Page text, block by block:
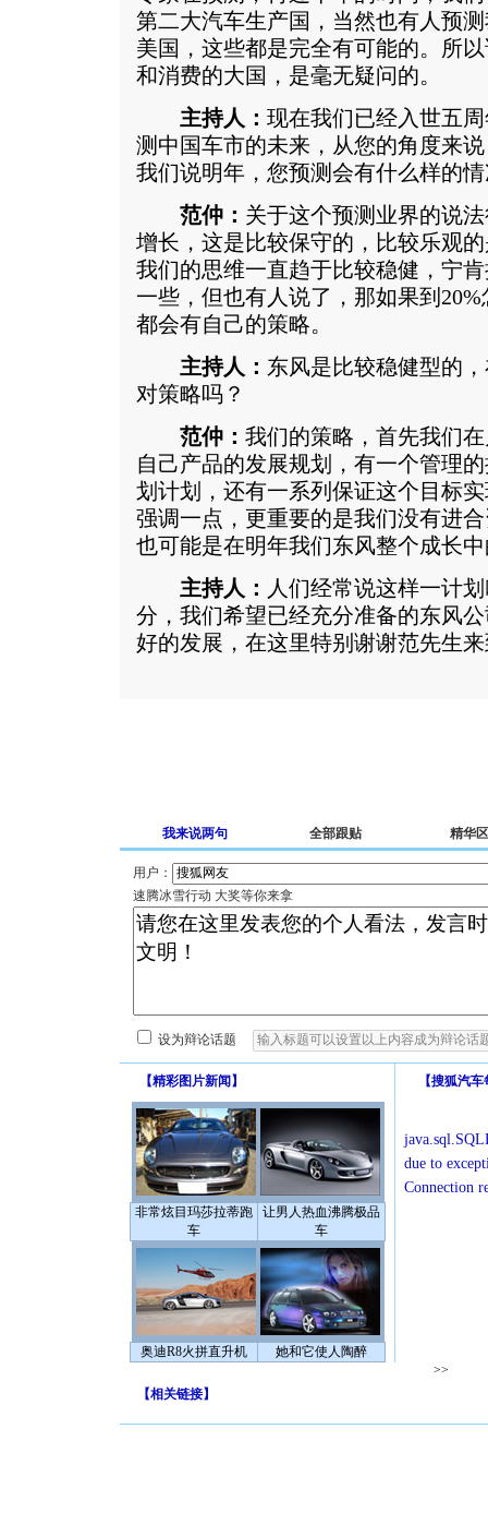
第二大汽车生产国，当然也有人预
美国，这些都是完全有可能的。所
和消费的大国，是毫无疑问的。
主持人： 现在我们已经入世五
测中国车市的未来，从您的角度来
我们说明年，您预测会有什么样的
范仲： 关于这个预测业界的说
增长，这是比较保守的，比较乐观
我们的思维一直趋于比较稳健，宁
一些，但也有人说了，那如果到
都会有自己的策略。
主持人： 东风是比较稳健型的
对策略吗？
范仲： 我们的策略，首先我们
自己产品的发展规划，有一个管理
划计划，还有一系列保证这个目标
强调一点，更重要的是我们没有进
也可能是在明年我们东风整个成长
主持人： 人们经常说这样一计
分，我们希望已经充分准备的东风
好的发展，在这里特别谢谢范先生
我来说两句 全部跟贴 精华区
用户：
速腾冰雪行动 大奖等你来拿
设为辩论话题
【精彩图片新闻 】
非常炫目玛莎拉蒂跑
车
让男人热血沸腾极品
车
奥迪R8火拼直升机 她和它使人陶醉
【搜狐汽车
due to
Connection
>>
【相关链接】